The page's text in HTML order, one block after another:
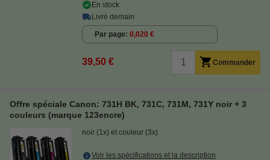
En stock
Livré demain
Par page 0,020 €
39,50 € Commander
Offre spéciale Canon: 731H BK, 731C, 731M, 731Y noir + 3
couleurs (marque 123encre)
noir (1x) et couleur (3x)
Voir les spécifications et la description